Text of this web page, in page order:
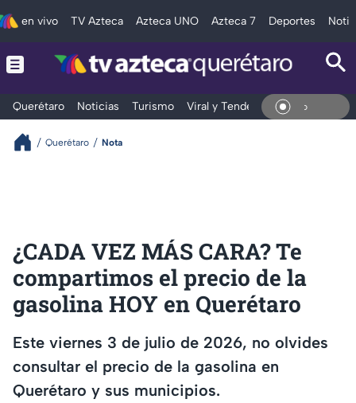
en vivo TV Azteca Azteca UNO Azteca 7 Deportes
Querétaro Noticias Turismo Viral y Tendencia Clima En
Querétaro Nota
¿CADA VEZ MÁS CARA? Te
compartimos el precio de la
gasolina HOY en Querétaro
Este viernes 3 de julio de 2026, no olvides
consultar el precio de la gasolina en
Querétaro y sus municipios.